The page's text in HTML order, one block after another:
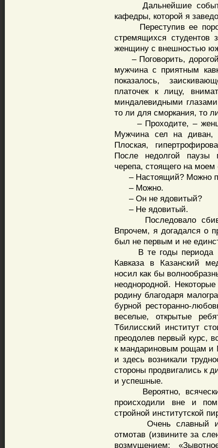
Дальнейшие
кафедры, которой я
Переступив ее
стремящихся
женщину с внешностью
– Поговорить,
мужчина с приятным
показалось,
платочек к лицу,
миндалевидными
то ли для сморкания, то
– Проходите, –
Мужчина сел на диван,
Плоская,
После недолгой паузы
черепа, стоящего на моем
– Настоящий? Можно
– Можно.
– Он не ядовитый?
– Не ядовитый.
Последовало
Впрочем, я догадался о
был не первым и не
В те годы периода
Кавказа в Казанский
носил как бы
неоднородной.
родину благодаря
бурной ресторанно-
веселые, открытые
Тбилисский институт
преодолев первый курс,
к мандариновым рощам и
и здесь возникали
стороны продвигались к
и успешные.
Вероятно, всяческие
происходили вне и
стройной институтской
Очень славный и
отмотав (извините за
возмущением: